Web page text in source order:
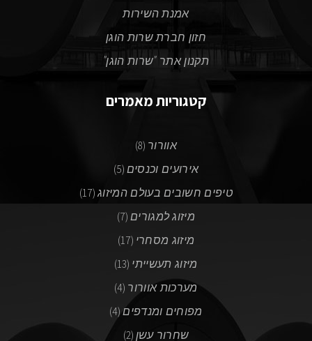
אמנת השירות
חזון חברת שרות הוגן
תקנון אתר "שרות הוגן"
קטגוריות מאמרים
אוורור (8)
אירועים וכנסים (5)
טיפים חשובים בעולם המיזוג (17)
מיזוג למגורים (7)
מיזוג מסחרי (17)
מיזוג תעשייתי (13)
מערכות אוורור (4)
מפוחים ומנדפים(4)
שחרור עשן (2)